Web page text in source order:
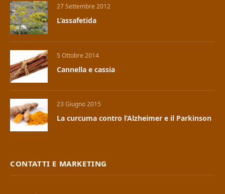
27 Settembre 2012
L’assafetida
5 Ottobre 2014
Cannella e cassia
23 Giugno 2015
La curcuma contro l’Alzheimer e il Parkinson
CONTATTI E MARKETING